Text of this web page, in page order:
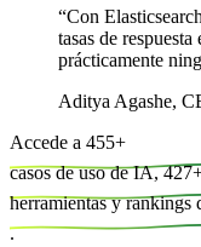
“Con
tasas de
prácticamente
Aditya Agashe,
Accede a 455+
casos de uso de IA, 427
herramientas y rankings
.